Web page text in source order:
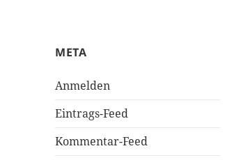
META
Anmelden
Eintrags-Feed
Kommentar-Feed